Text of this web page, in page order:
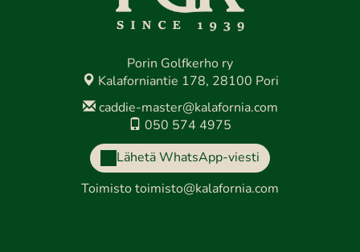
Porin Golfkerho ry
Kalaforniantie 178, 28100 Pori
caddie-master@kalafornia.com
050 574 4975
Lähetä WhatsApp-viesti
Toimisto toimisto@kalafornia.com